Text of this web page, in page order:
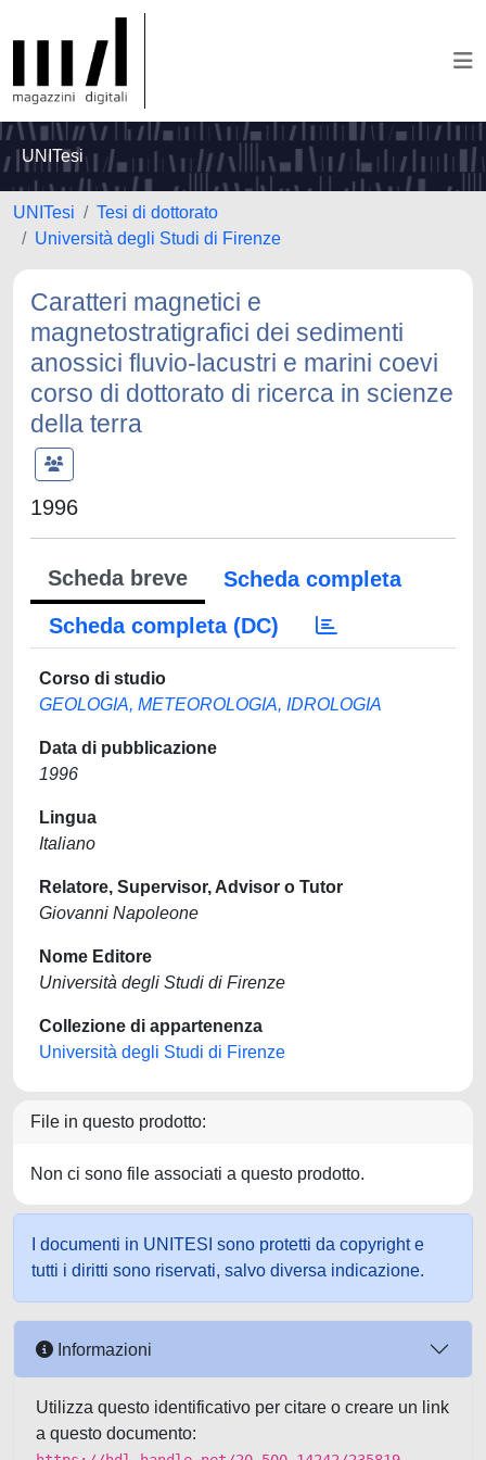
UNITesi
UNITesi
Tesi di dottorato
Università degli Studi di Firenze
Caratteri magnetici e
magnetostratigrafici dei sedimenti
anossici fluvio-lacustri e marini coevi
corso di dottorato di ricerca in scienze
della terra
1996
Scheda breve
Scheda completa
Scheda completa (DC)
Corso di studio
GEOLOGIA, METEOROLOGIA, IDROLOGIA
Data di pubblicazione
1996
Lingua
Italiano
Relatore, Supervisor, Advisor o Tutor
Giovanni Napoleone
Nome Editore
Università degli Studi di Firenze
Collezione di appartenenza
Università degli Studi di Firenze
File in questo prodotto:
Non ci sono file associati a questo prodotto.
I documenti in UNITESI sono protetti da copyright e
tutti i diritti sono riservati, salvo diversa indicazione.
Informazioni
Utilizza questo identificativo per citare o creare un link
a questo documento: